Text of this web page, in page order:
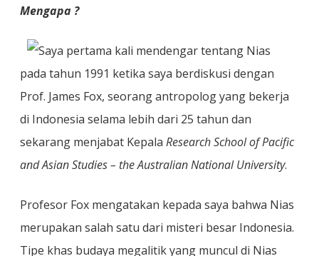
Mengapa ?
Saya pertama kali mendengar tentang Nias
pada tahun 1991 ketika saya berdiskusi dengan
Prof. James Fox, seorang antropolog yang bekerja
di Indonesia selama lebih dari 25 tahun dan
sekarang menjabat Kepala Research School of Pacific
and Asian Studies – the Australian National University.
Profesor Fox mengatakan kepada saya bahwa Nias
merupakan salah satu dari misteri besar Indonesia.
Tipe khas budaya megalitik yang muncul di Nias